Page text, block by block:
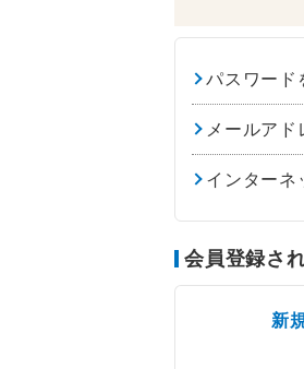
パスワード
メールア
インターネ
会員登録さ
新